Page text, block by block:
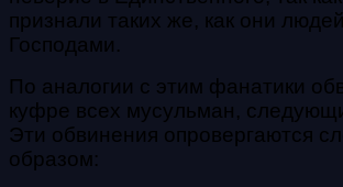
признали таких же, как они
Господами.
По аналогии с этим фанатики
куфре всех мусульман,
Эти обвинения опровергаются
образом: